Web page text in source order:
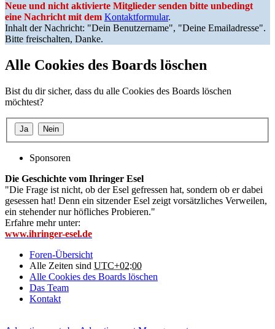
Neue und nicht aktivierte Mitglieder senden bitte unbedingt
eine Nachricht mit dem Kontaktformular.
Inhalt der Nachricht: "Dein Benutzername", "Deine Emailadresse".
Bitte freischalten, Danke.
Alle Cookies des Boards löschen
Bist du dir sicher, dass du alle Cookies des Boards löschen
möchtest?
Sponsoren
Die Geschichte vom Ihringer Esel
"Die Frage ist nicht, ob der Esel gefressen hat, sondern ob er dabei
gesessen hat! Denn ein sitzender Esel zeigt vorsätzliches Verweilen,
ein stehender nur höfliches Probieren."
Erfahre mehr unter:
www.ihringer-esel.de
Foren-Übersicht
Alle Zeiten sind UTC+02:00
Alle Cookies des Boards löschen
Das Team
Kontakt